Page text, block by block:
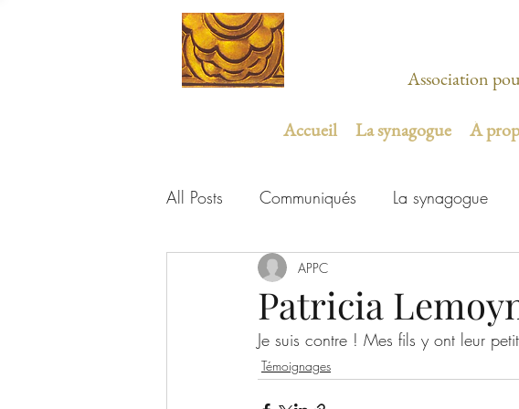
Association
Accueil La synagogue À
All Posts Communiqués La synagogue
Études et expertises
Patricia
APPC
Je suis contre ! Mes fils y ont leur
Témoignages